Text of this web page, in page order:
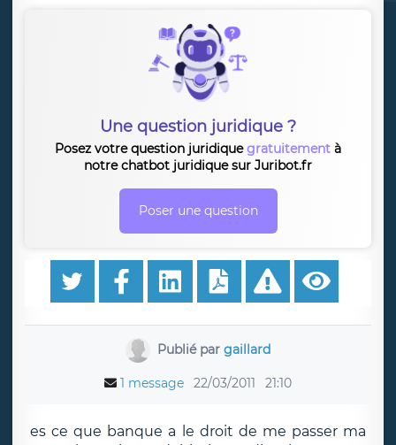
Une question juridique ?
Posez votre question juridiquegratuitement à
notre chatbot juridique sur Juribot.fr
Poser une question
Publié par gaillard
1 message 22/03/2011 21:10
es ce que banque a le droit de me passer ma